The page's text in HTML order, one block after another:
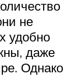
не
удобно
даже
Однако